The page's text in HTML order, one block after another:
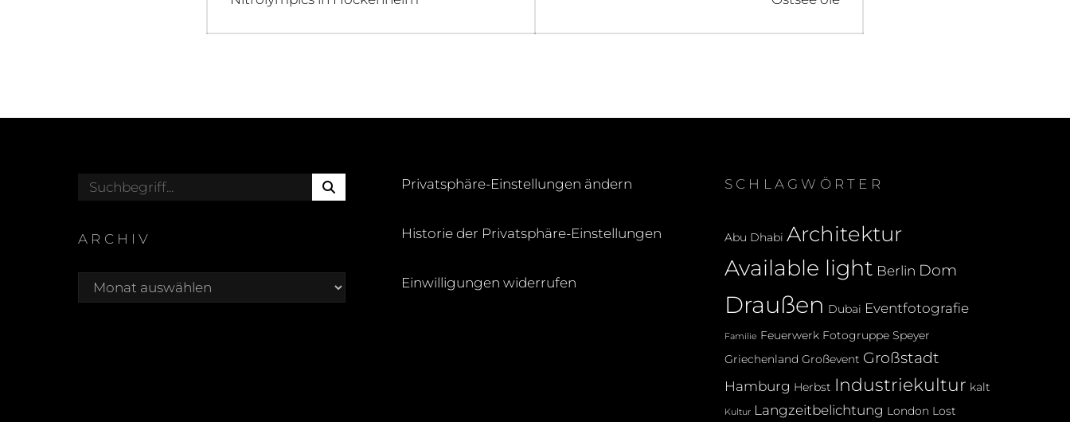
Search
ARCHIV
Archiv
Privatsphäre-Einstellungen ändern
Historie der Privatsphäre-Einstellungen
Einwilligungen widerrufen
SCHLAGWÖRTER
Abu Dhabi Architektur
Available light Berlin Dom
Draußen Dubai Eventfotografie
Familie Feuerwerk Fotogruppe Speyer
Griechenland Großevent Großstadt
Hamburg Herbst Industriekultur kalt
Kultur Langzeitbelichtung London Lost